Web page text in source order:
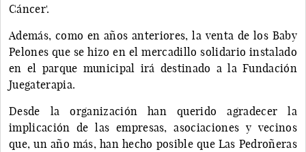
Cáncer'.
Además, como en años anteriores, la venta de los Baby
Pelones que se hizo en el mercadillo solidario instalado
en el parque municipal irá destinado a la Fundación
Juegaterapia.
Desde la organización han querido agradecer la
implicación de las empresas, asociaciones y vecinos
que, un año más, han hecho posible que Las Pedroñeras